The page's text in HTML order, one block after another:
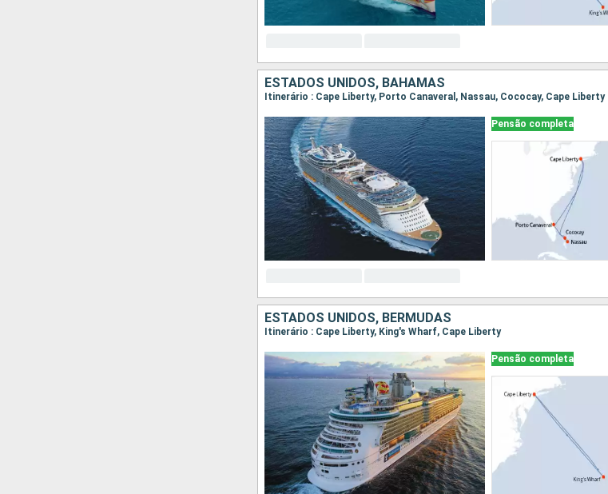
ESTADOS UNIDOS, BAHAMAS
Itinerário : Cape Liberty, Porto Canaveral, Nassau, Cococay, Cape Liberty
Pensão completa
ESTADOS UNIDOS, BERMUDAS
Itinerário : Cape Liberty, King's Wharf, Cape Liberty
Pensão completa